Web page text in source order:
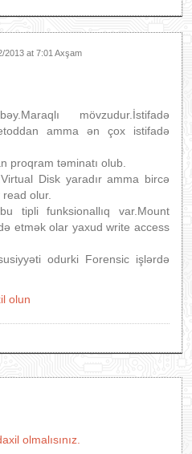
2013 at 7:01 Axşam
mövzudur.İstifadə
amma ən çox istifadə
proqram təminatı olub.
Disk yaradır amma bircə
olur.
tipli funksionallıq var.Mount
etmək olar yaxud write access
odurki Forensic işlərdə
olun
olmalısınız.